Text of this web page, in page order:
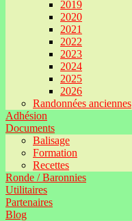
2019
2020
2021
2022
2023
2024
2025
2026
Randonnées anciennes
Adhésion
Documents
Balisage
Formation
Recettes
Ronde / Baronnies
Utilitaires
Partenaires
Blog